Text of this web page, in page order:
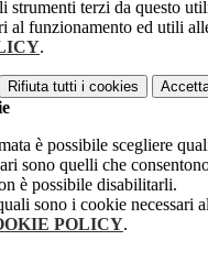
strumenti terzi da questo
al funzionamento ed utili
.
Rifiuta tutti i cookies
è possibile scegliere
sono quelli che
è possibile disabilitarli.
sono i cookie necessari
POLICY.